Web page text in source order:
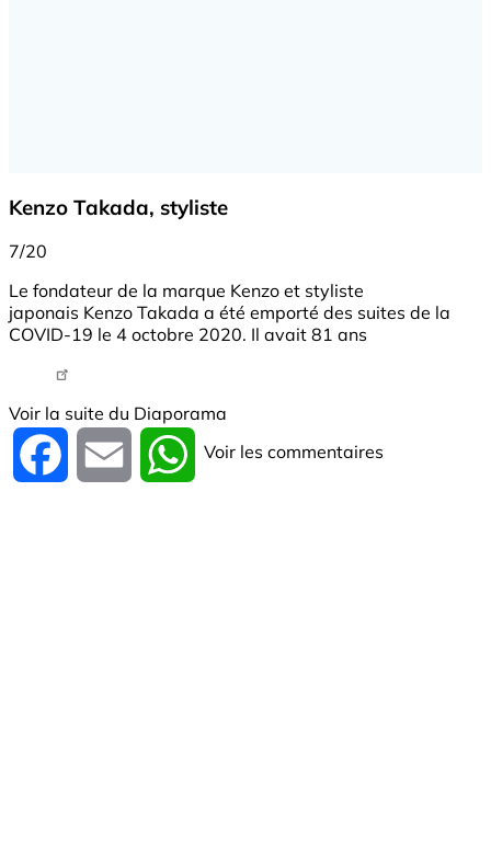
Kenzo Takada, styliste
7/20
Le fondateur de la marque Kenzo et styliste
japonais Kenzo Takada a été emporté des suites de la
COVID-19 le 4 octobre 2020. Il avait 81 ans
Tweet URL
Voir la suite du Diaporama
Facebook Email WhatsApp
Voir les commentaires